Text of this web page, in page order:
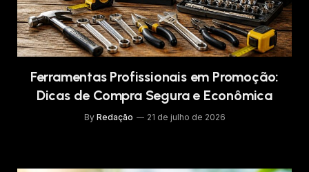
Ferramentas Profissionais em Promoção:
Dicas de Compra Segura e Econômica
By Redação 21 de julho de 2026